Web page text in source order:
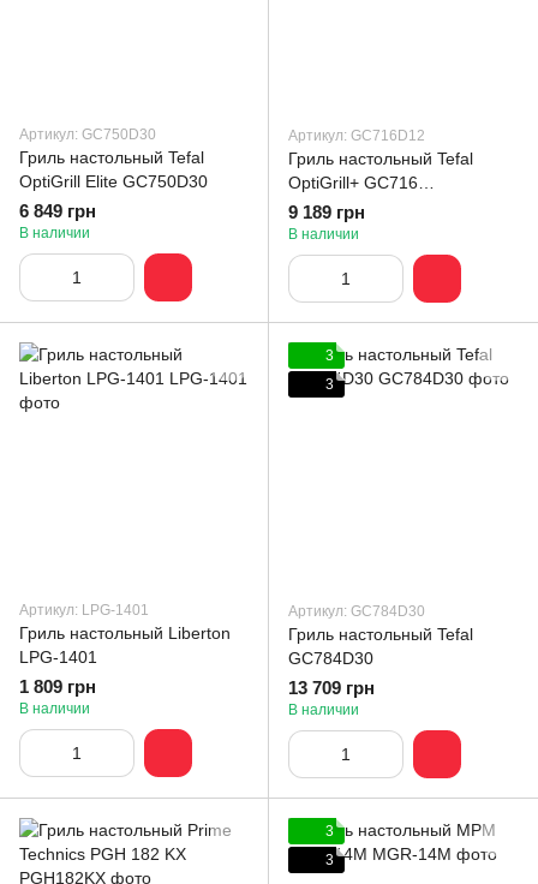
Артикул: GC750D30
Гриль настольный Tefal
OptiGrill Elite GC750D30
6 849 грн
В наличии
Артикул: GC716D12
Гриль настольный Tefal
OptiGrill+ GC716
(GC716D12)
9 189 грн
В наличии
Артикул: LPG-1401
Гриль настольный Liberton
LPG-1401
1 809 грн
В наличии
3
3
Артикул: GC784D30
Гриль настольный Tefal
GC784D30
13 709 грн
В наличии
3
3